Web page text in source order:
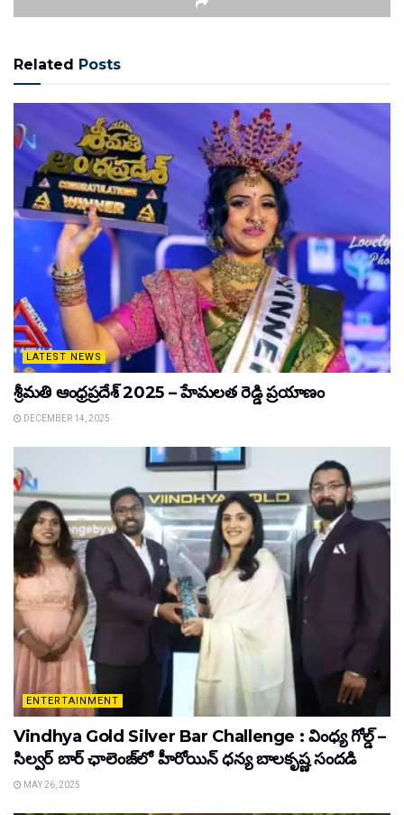
Related Posts
LATEST NEWS
శ్రీమతి ఆంధ్రప్రదేశ్ 2025 – హేమలత రెడ్డి ప్రయాణం
DECEMBER 14, 2025
ENTERTAINMENT
Vindhya Gold Silver Bar Challenge : వింధ్య గోల్డ్ –
సిల్వర్ బార్ ఛాలెంజ్‌లో హీరోయిన్ ధ‌న్య బాల‌కృష్ణ‌ సందడి
MAY 26, 2025